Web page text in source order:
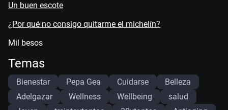
Un buen escote
¿Por qué no consigo quitarme el michelín?
Mil besos
Temas
Bienestar Pepa Gea Cuidarse
Belleza
Adelgazar
Wellness Wellbeing
salud